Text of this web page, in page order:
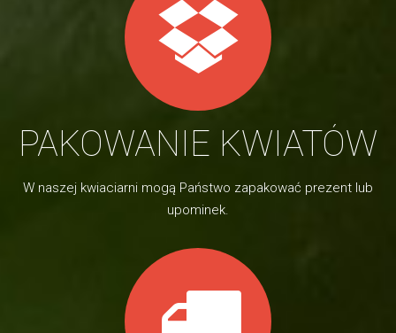
PAKOWANIE KWIATÓW
W naszej kwiaciarni mogą Państwo zapakować prezent lub
upominek.